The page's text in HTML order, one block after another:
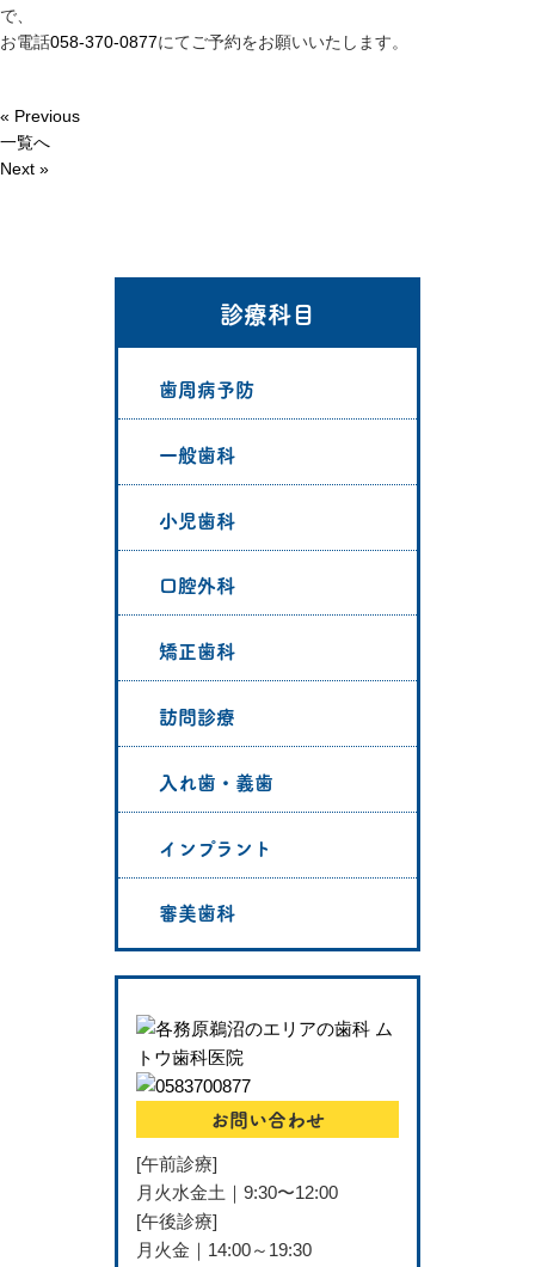
で、
お電話058-370-0877にてご予約をお願いいたします。
« Previous
一覧へ
Next »
診療科目
歯周病予防
一般歯科
小児歯科
口腔外科
矯正歯科
訪問診療
入れ歯・義歯
インプラント
審美歯科
お問い合わせ
[午前診療]
月火水金土｜9:30〜12:00
[午後診療]
月火金｜14:00～19:30